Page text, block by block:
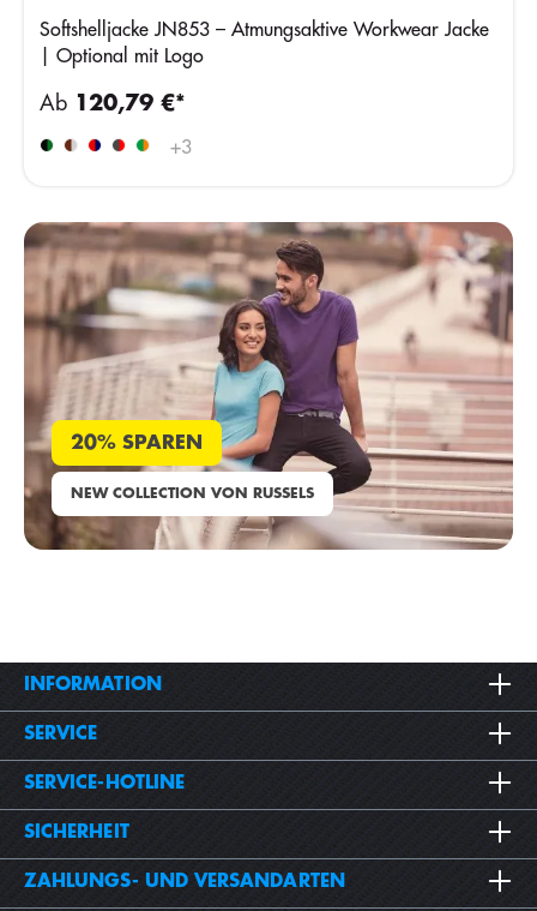
Softshelljacke JN853 – Atmungsaktive Workwear Jacke
| Optional mit Logo
+3
Ab 120,79 €*
20% SPAREN
NEW COLLECTION VON RUSSELS
INFORMATION
SERVICE
SERVICE-HOTLINE
SICHERHEIT
ZAHLUNGS- UND VERSANDARTEN